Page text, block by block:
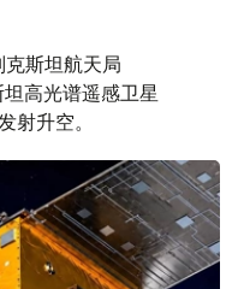
克斯坦航天局
高光谱遥感卫星
升空。